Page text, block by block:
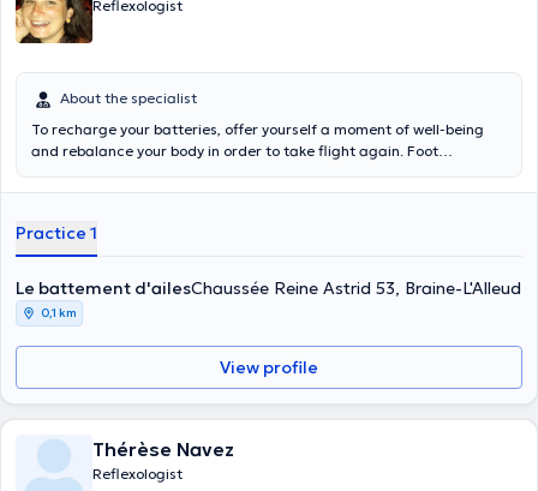
Reflexologist
About the specialist
To recharge your batteries, offer yourself a moment of well-being
and rebalance your body in order to take flight again. Foot
which leads to the secretion of endorphins (painkiller) and oxytocin
re-circulate energy and correct any imbalances. This technique is a
great support to reduce stress, evacuate tensions and emotional
blockages. It helps to stimulate the body's self-healing capacities, to
stimulate the immune system and to eliminate toxins.
Practice 1
Le battement d'ailesChaussée Reine Astrid 53, Braine-L'Alleud
0,1 km
View profile
Thérèse Navez
Reflexologist